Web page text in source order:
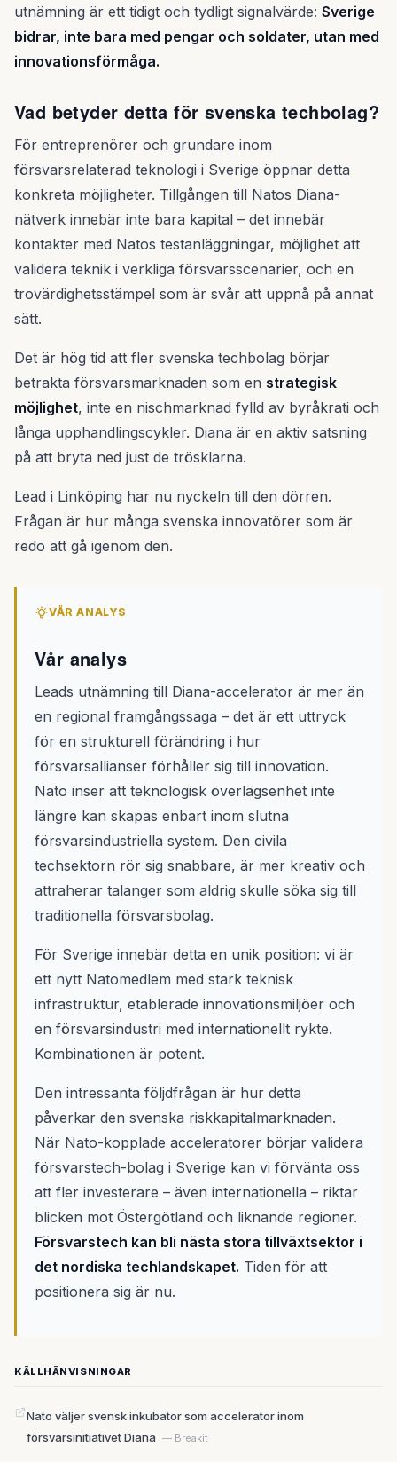
utnämning är ett tidigt och tydligt signalvärde: Sverige
bidrar, inte bara med pengar och soldater, utan med
innovationsförmåga.
Vad betyder detta för svenska techbolag?
För entreprenörer och grundare inom
försvarsrelaterad teknologi i Sverige öppnar detta
konkreta möjligheter. Tillgången till Natos Diana-
nätverk innebär inte bara kapital – det innebär
kontakter med Natos testanläggningar, möjlighet att
validera teknik i verkliga försvarsscenarier, och en
trovärdighetsstämpel som är svår att uppnå på annat
sätt.
Det är hög tid att fler svenska techbolag börjar
betrakta försvarsmarknaden som en strategisk
möjlighet, inte en nischmarknad fylld av byråkrati och
långa upphandlingscykler. Diana är en aktiv satsning
på att bryta ned just de trösklarna.
Lead i Linköping har nu nyckeln till den dörren.
Frågan är hur många svenska innovatörer som är
redo att gå igenom den.
VÅR ANALYS
Vår analys
Leads utnämning till Diana-accelerator är mer än
en regional framgångssaga – det är ett uttryck
för en strukturell förändring i hur
försvarsallianser förhåller sig till innovation.
Nato inser att teknologisk överlägsenhet inte
längre kan skapas enbart inom slutna
försvarsindustriella system. Den civila
techsektorn rör sig snabbare, är mer kreativ och
attraherar talanger som aldrig skulle söka sig till
traditionella försvarsbolag.
För Sverige innebär detta en unik position: vi är
ett nytt Natomedlem med stark teknisk
infrastruktur, etablerade innovationsmiljöer och
en försvarsindustri med internationellt rykte.
Kombinationen är potent.
Den intressanta följdfrågan är hur detta
påverkar den svenska riskkapitalmarknaden.
När Nato-kopplade acceleratorer börjar validera
försvarstech-bolag i Sverige kan vi förvänta oss
att fler investerare – även internationella – riktar
blicken mot Östergötland och liknande regioner.
Försvarstech kan bli nästa stora tillväxtsektor i
det nordiska techlandskapet. Tiden för att
positionera sig är nu.
KÄLLHÄNVISNINGAR
Nato väljer svensk inkubator som accelerator inom
försvarsinitiativet Diana — Breakit